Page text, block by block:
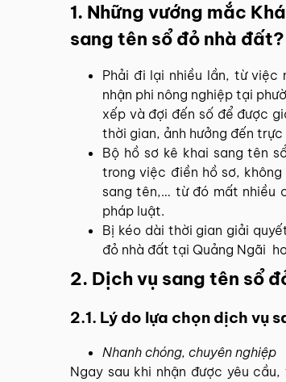
1. Những vướng mắc
sang tên sổ đỏ nhà đất?
Phải đi lại nhiều lần, từ
nhận phi nông nghiệp tại
xếp và đợi đến số để được
thời gian, ảnh hưởng đến
Bộ hồ sơ kê khai sang tên
trong việc điền hồ sơ,
sang tên,… từ đó mất nhiều
pháp luật.
Bị kéo dài thời gian giải
đỏ nhà đất tại Quảng Ngãi
2. Dịch vụ sang tên sổ
2.1. Lý do lựa chọn dịch vụ
Nhanh chóng, chuyên nghiệp
Ngay sau khi nhận được yêu